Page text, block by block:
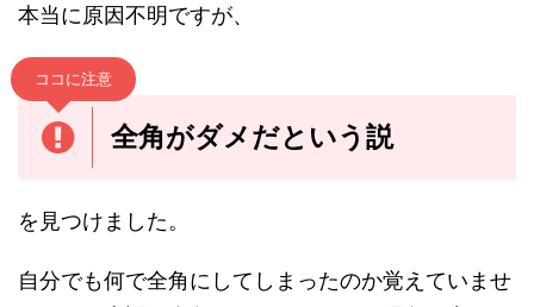
本当に原因不明ですが、
ココに注意
全角がダメだという説
を見つけました。
自分でも何で全角にしてしまったのか覚えていませ